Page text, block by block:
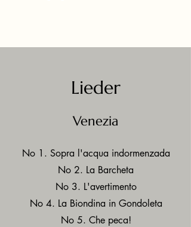
Lieder
Venezia
No 1. Sopra l'acqua indormenzada
No 2. La Barcheta
No 3. L'avertimento
No 4. La Biondina in Gondoleta
No 5. Che peca!